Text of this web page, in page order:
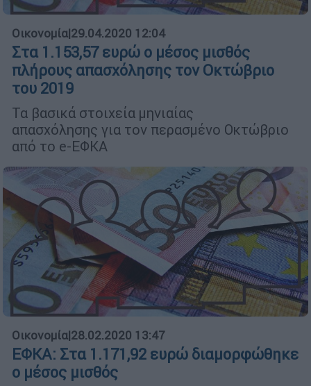
Οικονομία|29.04.2020 12:04
Στα 1.153,57 ευρώ ο μέσος μισθός
πλήρους απασχόλησης τον Οκτώβριο
του 2019
Τα βασικά στοιχεία μηνιαίας
απασχόλησης για τον περασμένο Οκτώβριο
από το e-ΕΦΚΑ
Οικονομία|28.02.2020 13:47
ΕΦΚΑ: Στα 1.171,92 ευρώ διαμορφώθηκε
ο μέσος μισθός